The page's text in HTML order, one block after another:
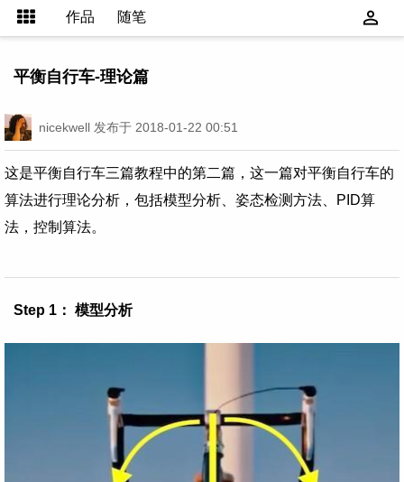
作品 随笔
平衡自行车-理论篇
nicekwell 发布于 2018-01-22 00:51
这是平衡自行车三篇教程中的第二篇，这一篇对平衡自行车的
算法进行理论分析，包括模型分析、姿态检测方法、PID算
法，控制算法。
Step 1： 模型分析